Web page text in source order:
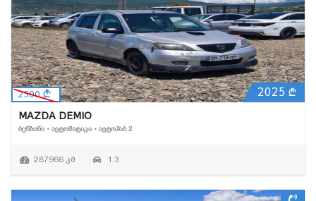
2500 2025
MAZDA DEMIO
ᲑᲔᲜᲖᲘᲜᲘ • ᲐᲕᲢᲝᲛᲐᲢᲘᲙᲐ • ᲐᲕᲢᲝᲰᲐᲑ 2
287966 კმ 1.3